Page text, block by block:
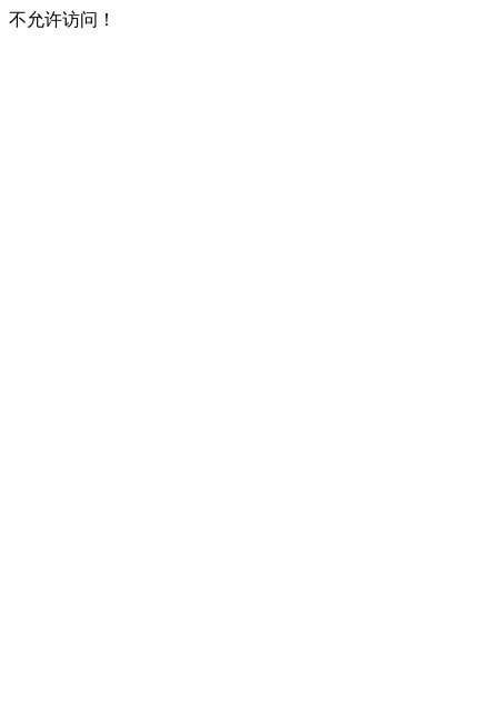
不允许访问！